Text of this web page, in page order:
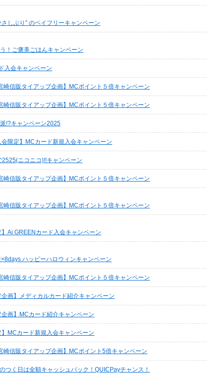
さしぶり” のペイフリーキャンペーン
！ご褒美ごはんキャンペーン
入会キャンペーン
崎信販タイアップ企画】MCポイント５倍キャンペーン
崎信販タイアップ企画】MCポイント５倍キャンペーン
!?キャンペーン2025
限定】MCカード新規入会キャンペーン
ニコニコ)!!キャンペーン
崎信販タイアップ企画】MCポイント５倍キャンペーン
崎信販タイアップ企画】MCポイント５倍キャンペーン
】Ai GREENカード入会キャンペーン
ハッピーハロウィンキャンペーン
崎信販タイアップ企画】MCポイント５倍キャンペーン
企画】メディカルカード紹介キャンペーン
企画】MCカード紹介キャンペーン
】MCカード新規入会キャンペーン
崎信販タイアップ企画】MCポイント5倍キャンペーン
つく日は全額キャッシュバック！QUICPayチャンス！